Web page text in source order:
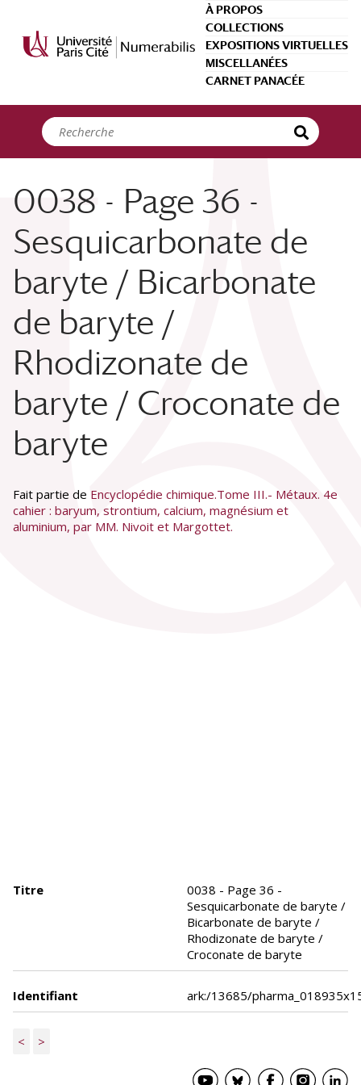
À PROPOS
COLLECTIONS
EXPOSITIONS VIRTUELLES
MISCELLANÉES
CARNET PANACÉE
0038 - Page 36 -
Sesquicarbonate de
baryte / Bicarbonate
de baryte /
Rhodizonate de
baryte / Croconate de
baryte
Fait partie de Encyclopédie chimique.Tome III.- Métaux. 4e
cahier : baryum, strontium, calcium, magnésium et
aluminium, par MM. Nivoit et Margottet.
Titre
0038 - Page 36 -
Sesquicarbonate de baryte /
Bicarbonate de baryte /
Rhodizonate de baryte /
Croconate de baryte
Identifiant ark:/13685/
< >